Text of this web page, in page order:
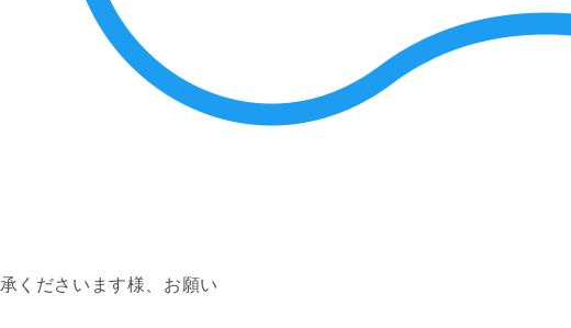
くださいます様、お願い